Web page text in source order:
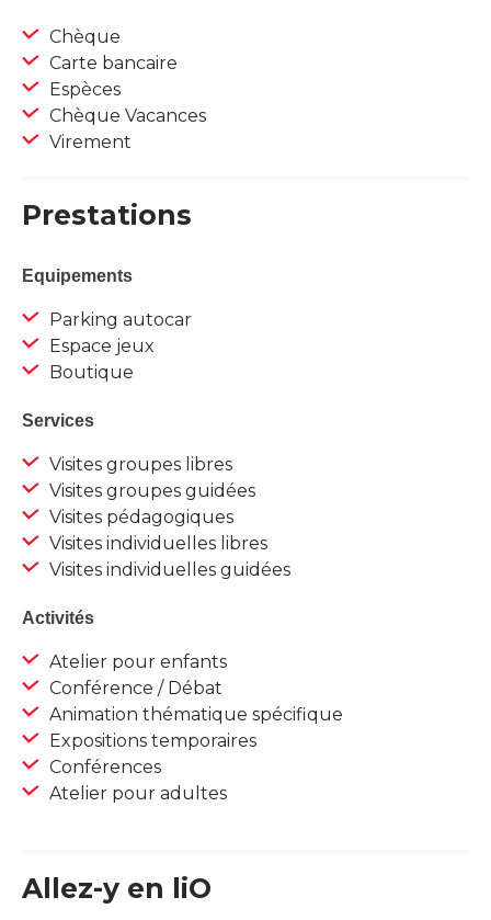
Chèque
Carte bancaire
Espèces
Chèque Vacances
Virement
Prestations
Equipements
Parking autocar
Espace jeux
Boutique
Services
Visites groupes libres
Visites groupes guidées
Visites pédagogiques
Visites individuelles libres
Visites individuelles guidées
Activités
Atelier pour enfants
Conférence / Débat
Animation thématique spécifique
Expositions temporaires
Conférences
Atelier pour adultes
Allez-y en liO